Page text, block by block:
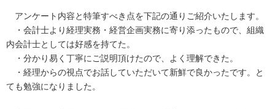
アンケート内容と特筆すべき点を下記の通りご紹介いたします。
・会計士より経理実務・経営企画実務に寄り添ったもので、組織
内会計士としては好感を持てた。
・分かり易く丁寧にご説明頂けたので、よく理解できた。
・経理からの視点でお話していただいて新鮮で良かったです。と
ても勉強になりました。